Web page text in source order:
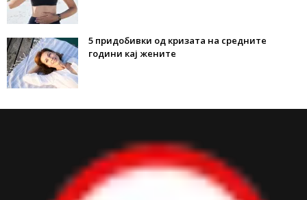
5 придобивки од кризата на средните
години кај жените